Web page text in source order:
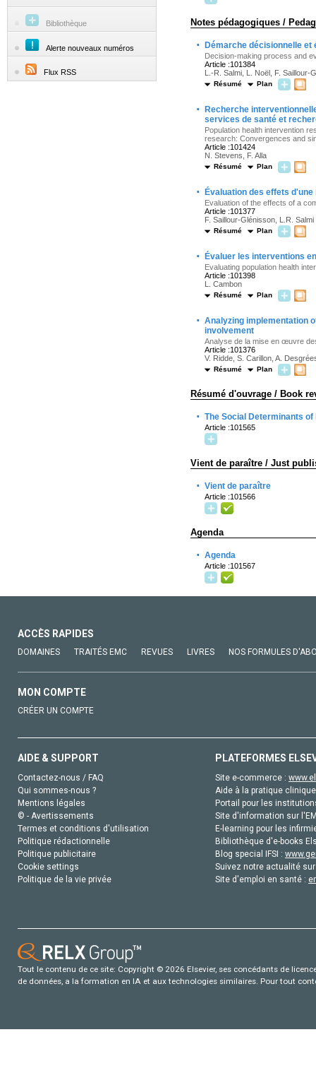
Bibliothèque
Alerte nouveaux numéros
Flux RSS
Notes pédagogiques /
· Démarche décisionnelle
Decision-making process and
Article :101384
L.-R. Salmi, L. Noël, F. Saillour-
Résumé Plan
·
Recherche
services de santé et
Population health intervention
research: Convergences and
Article :101424
N. Stevens, F. Alla
Résumé Plan
· Évaluation des effets
Evaluation of the effects of a
Article :101377
F. Saillour-Glénisson, L.R. Salmi
Résumé Plan
· Évaluer les interventions
Evaluating population health
Article :101398
L. Cambon
Résumé Plan
· Analyzing implementation
involvement
Analyse de la mise en œuvre
Article :101376
V. Ridde, S. Carillon, A.
Résumé Plan
Résumé d'ouvrage / Book
· The Social Determinants
Article :101565
Vient de paraître / Just
· Vient de paraître
Article :101566
Agenda
· Agenda
Article :101567
ACCÈS RAPIDES
DOMAINES TRAITÉS EMC REVUES LIVRES NOS FORMULES
MON COMPTE
CRÉER UN COMPTE
AIDE & SUPPORT
Contactez-nous / FAQ
Qui sommes-nous ?
Mentions légales
© - Avertissements
Termes et conditions d'utilisation
Politique rédactionnelle
Politique publicitaire
Cookie settings
Politique de la vie privée
PLATEFORMES
Site e-commerce :
Aide à la pratique
Portail pour les
Site d'information sur
E-learning pour les
Bibliothèque d'e-books
Blog special IFSI :
Suivez notre actualité
Site d'emploi en santé :
Tout le contenu de ce site: Copyright © 2026 Elsevier, ses concédants de
de données, a la formation en IA et aux technologies similaires. Pour tout